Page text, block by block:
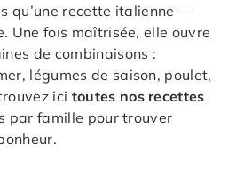
qu’une recette italienne —
Une fois maîtrisée, elle ouvre
de combinaisons :
légumes de saison, poulet,
ici toutes nos recettes
par famille pour trouver